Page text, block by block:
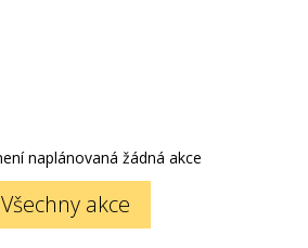
naplánovaná žádná akce
Všechny akce